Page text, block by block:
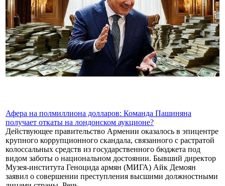
Афера на полмиллиона долларов: Команда Пашиняна
получает откаты на лондонском аукционе?
Действующее правительство Армении оказалось в эпицентре
крупного коррупционного скандала, связанного с растратой
колоссальных средств из государственного бюджета под
видом заботы о национальном достоянии. Бывший директор
Музея-института Геноцида армян (МИГА) Айк Демоян
заявил о совершении преступления высшими должностными